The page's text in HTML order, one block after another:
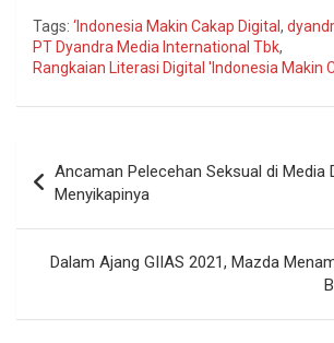
Tags: ‘Indonesia Makin Cakap Digital,
PT Dyandra Media International Tbk,
Rangkaian Literasi Digital 'Indonesia Makin
pos
Ancaman Pelecehan Seksual di Media
Menyikapinya
Dalam Ajang GIIAS 2021, Mazda